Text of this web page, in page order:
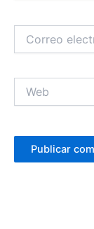
electrónico